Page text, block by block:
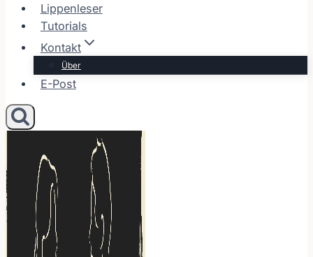
Lippenleser
Tutorials
Kontakt
Über
E-Post